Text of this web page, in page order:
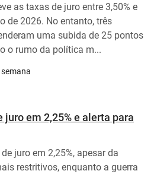
as taxas de juro entre 3,50% e
de 2026. No entanto, três
uma subida de 25 pontos
o rumo da política m...
semana
juro em 2,25% e alerta para
juro em 2,25%, apesar da
restritivos, enquanto a guerra